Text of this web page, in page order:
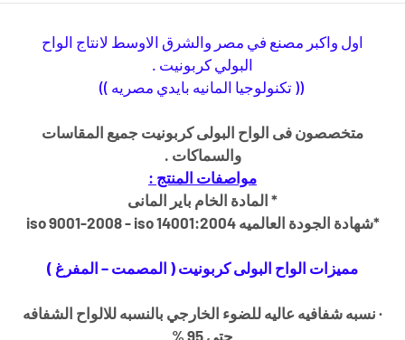
اول واكبر مصنع في مصر والشرق الاوسط لانتاج الواح
البولي كربونيت .
(( تكنولوجيا المانيه بايدي مصريه ))
متخصصون فى الواح البولى كربونيت جميع المقاسات
والسماكات .
مواصفات المنتج :
* المادة الخام باير المانى
*شهادة الجودة العالميه iso 9001-2008 - iso 14001:2004
مميزات الواح البولى كربونيت ( المصمت – المفرغ )
· نسبه شفافيه عاليه للضوء الخارجي بالنسبه للالواح الشفافه
حتى 95 %